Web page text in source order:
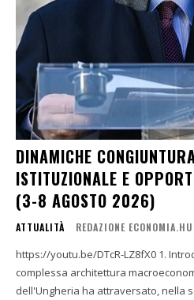
DINAMICHE
ISTITUZIONALE E
(3-8 AGOSTO 2026)
ATTUALITÀ REDAZIONE ECONOMIA.HU
https://youtu.be/DTcR-LZ8fX0 1. Introduzione e Sintesi Esecutiva La
complessa architettura
dell'Ungheria ha attraversato, nella